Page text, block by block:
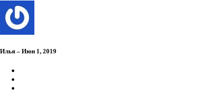
Илья – Июн 1, 2019